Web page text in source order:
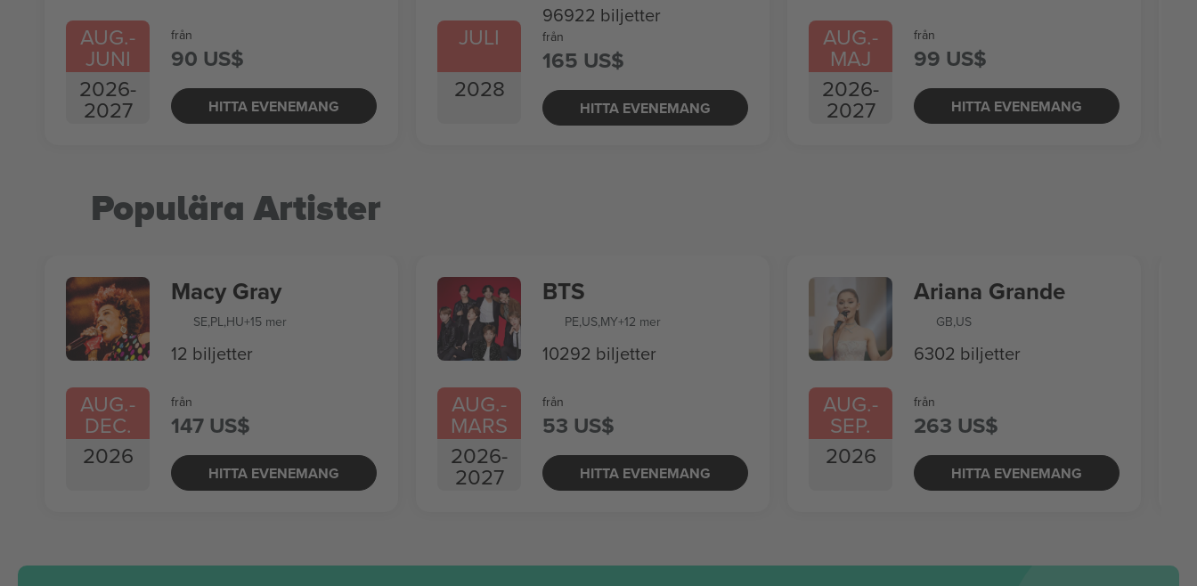
AUG.-
JUNI
2026-
2027
från
90 US$
HITTA EVENEMANG
JULI
2028
96922 biljetter
från
165 US$
HITTA EVENEMANG
AUG.-
MAJ
2026-
2027
från
99 US$
HITTA EVENEMANG
Populära Artister
AUG.-
DEC.
2026
Macy Gray
SE,PL,HU+15 mer
12 biljetter
från
147 US$
HITTA EVENEMANG
AUG.-
MARS
2026-
2027
BTS
PE,US,MY+12 mer
10292 biljetter
från
53 US$
HITTA EVENEMANG
AUG.-
SEP.
2026
Ariana Grande
GB,US
6302 biljetter
från
263 US$
HITTA EVENEMANG